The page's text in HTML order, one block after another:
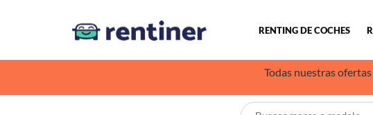
RENTING DE COCHES
Todas nuestras